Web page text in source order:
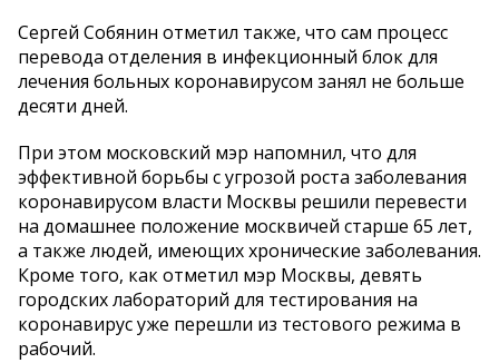
Сергей Собянин отметил также, что сам процесс
перевода отделения в инфекционный блок для
лечения больных коронавирусом занял не больше
десяти дней.
При этом московский мэр напомнил, что для
эффективной борьбы с угрозой роста заболевания
коронавирусом власти Москвы решили перевести
на домашнее положение москвичей старше 65 лет,
а также людей, имеющих хронические заболевания.
Кроме того, как отметил мэр Москвы, девять
городских лабораторий для тестирования на
коронавирус уже перешли из тестового режима в
рабочий.